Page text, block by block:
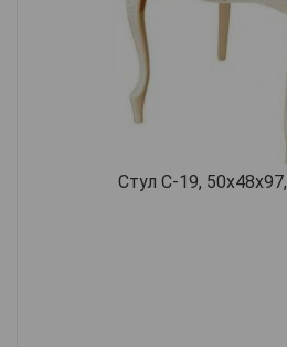
Стул С-19, 50х48х97,